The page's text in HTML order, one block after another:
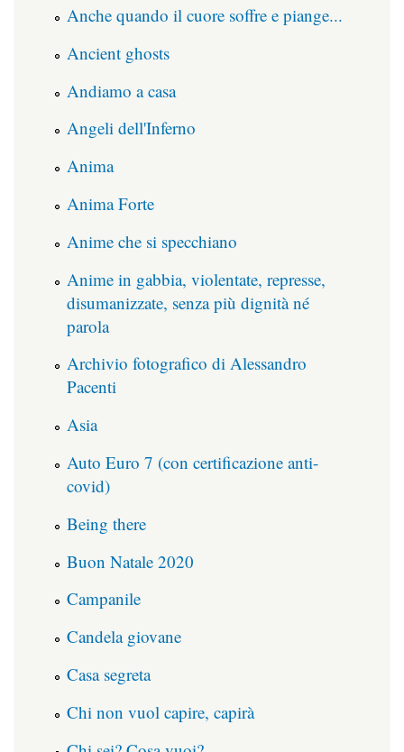
Anche quando il cuore soffre e piange...
Ancient ghosts
Andiamo a casa
Angeli dell'Inferno
Anima
Anima Forte
Anime che si specchiano
Anime in gabbia, violentate, represse,
disumanizzate, senza più dignità né
parola
Archivio fotografico di Alessandro
Pacenti
Asia
Auto Euro 7 (con certificazione anti-
covid)
Being there
Buon Natale 2020
Campanile
Candela giovane
Casa segreta
Chi non vuol capire, capirà